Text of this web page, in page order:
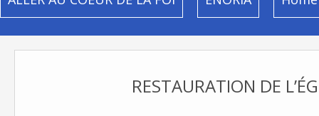
RESTAURATION DE